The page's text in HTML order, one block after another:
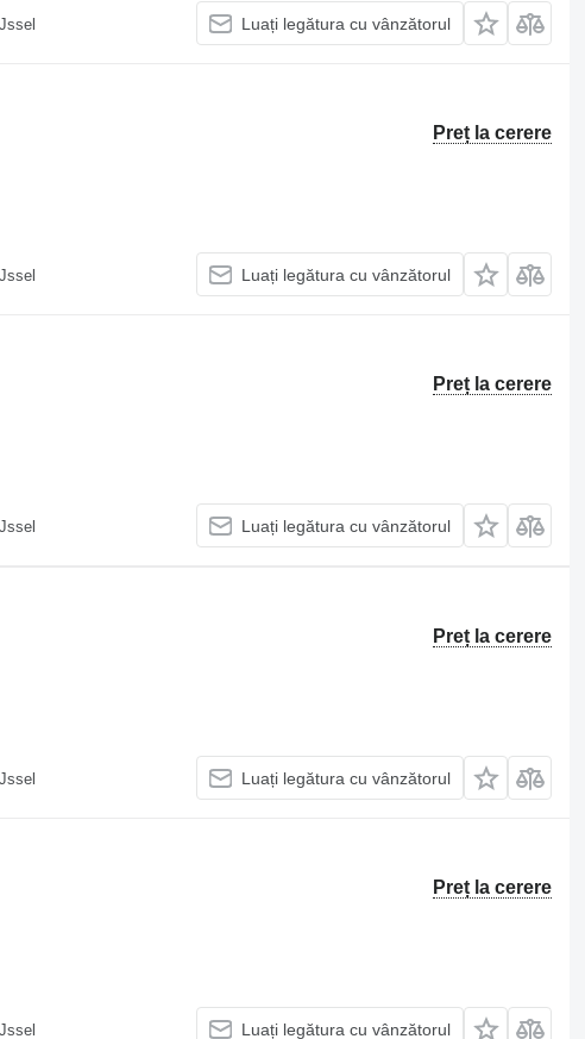
Luați legătura cu vânzătorul
Preț la cerere
Luați legătura cu vânzătorul
Preț la cerere
Luați legătura cu vânzătorul
Preț la cerere
Luați legătura cu vânzătorul
Preț la cerere
Luați legătura cu vânzătorul